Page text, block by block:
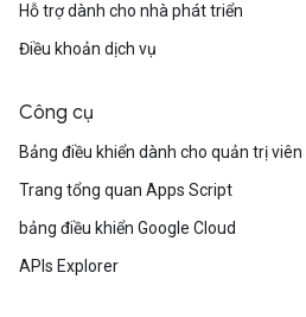
Hỗ trợ dành cho nhà phát triển
Điều khoản dịch vụ
Công cụ
Bảng điều khiển dành cho quản trị viên
Trang tổng quan Apps Script
bảng điều khiển Google Cloud
APIs Explorer